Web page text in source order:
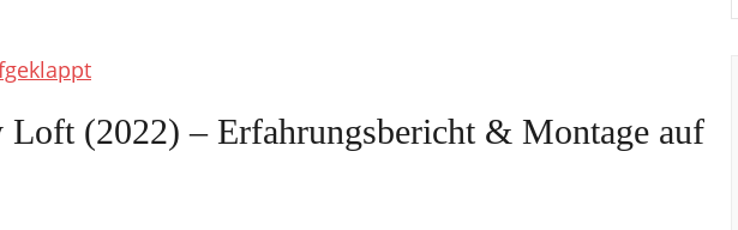
Loft (2022) – Erfahrungsbericht & Montage auf